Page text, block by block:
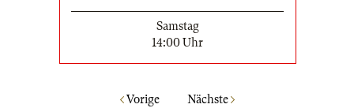
Samstag
14:00 Uhr
Vorige Nächste